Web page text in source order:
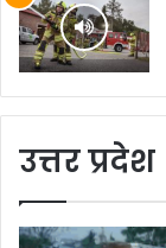
उत्तर प्रदेश